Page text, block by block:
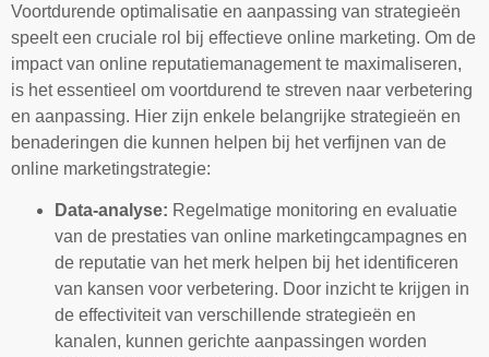
Voortdurende optimalisatie en aanpassing van strategieën
speelt een cruciale rol bij effectieve online marketing. Om de
impact van online reputatiemanagement te maximaliseren,
is het essentieel om voortdurend te streven naar verbetering
en aanpassing. Hier zijn enkele belangrijke strategieën en
benaderingen die kunnen helpen bij het verfijnen van de
online marketingstrategie:
Data-analyse: Regelmatige monitoring en evaluatie
van de prestaties van online marketingcampagnes en
de reputatie van het merk helpen bij het identificeren
van kansen voor verbetering. Door inzicht te krijgen in
de effectiviteit van verschillende strategieën en
kanalen, kunnen gerichte aanpassingen worden